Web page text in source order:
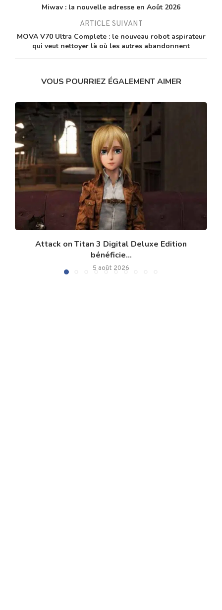
Miwav : la nouvelle adresse en Août 2026
ARTICLE SUIVANT
MOVA V70 Ultra Complete : le nouveau robot aspirateur
qui veut nettoyer là où les autres abandonnent
VOUS POURRIEZ ÉGALEMENT AIMER
Attack on Titan 3 Digital Deluxe Edition
bénéficie...
5 août 2026